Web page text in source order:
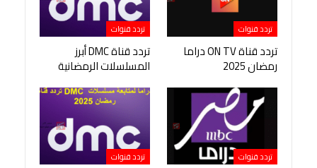
تردد قنوات
تردد قناة ON TV دراما
رمضان 2025
تردد قنوات
تردد قناة DMC أبرز
المسلسلات الرمضانية
تردد قنوات تردد قنوات